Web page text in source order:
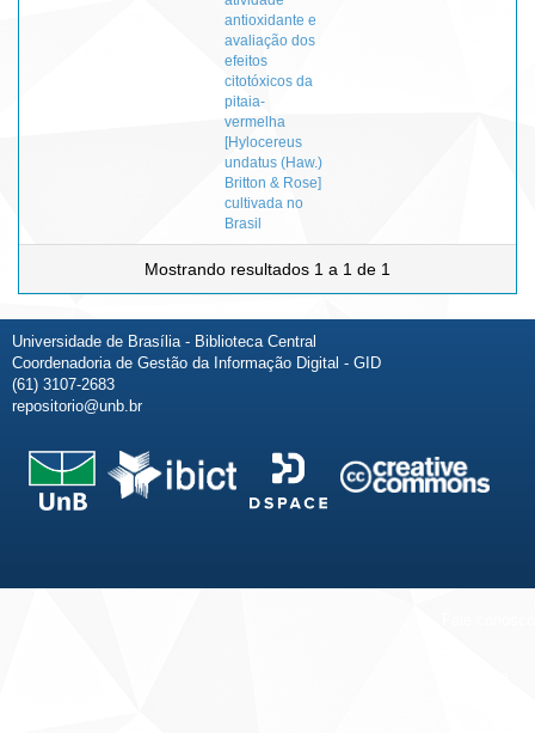
antioxidante e
avaliação dos
efeitos
citotóxicos da
pitaia-
vermelha
[Hylocereus
undatus (Haw.)
Britton & Rose]
cultivada no
Brasil
Mostrando resultados 1 a 1 de 1
Universidade de Brasília - Biblioteca Central
Coordenadoria de Gestão da Informação Digital - GID
(61) 3107-2683
repositorio@unb.br